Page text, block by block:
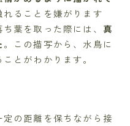
ることを嫌がります
葉を取った際には、 真
。この描写から、水鳥に
とがわかります。
の距離を保ちながら接